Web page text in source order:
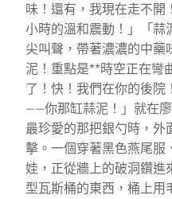
味！還有，我現在走不開
小時的溫和震動！」「蒜
尖叫聲，帶著濃濃的中藥
泥！重點是**時空正在彎
了！快！我們在你的後院
——你那缸蒜泥！」就在
最珍愛的那把銀勺時，外
擊。一個穿著黑色燕尾服
娃，正從牆上的破洞鑽進
型瓦斯桶的東西，桶上用